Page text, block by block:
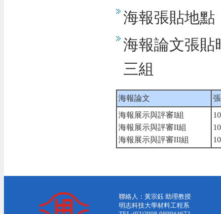
海報張貼地點
海報論文張貼
三組
海報論文
海報展示與評審I組
海報展示與評審II組
海報展示與評審III組
聯絡人：黃宗鈺 助理教授
明志科技大學材料工程系